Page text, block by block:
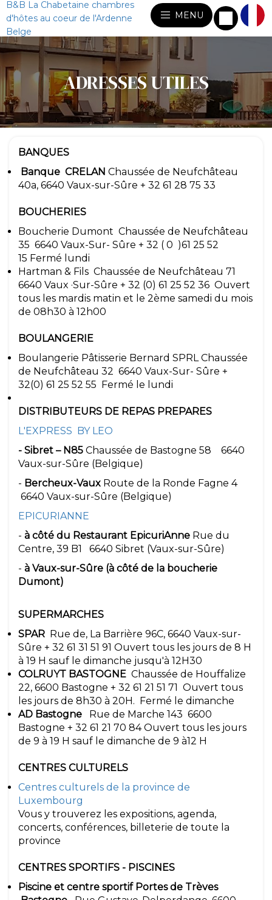
B&B La Chabetaine chambres
d'hôtes au coeur de l'Ardenne
Belge
MENU
ADRESSES UTILES
BANQUES
Banque CRELAN Chaussée de Neufchâteau
40a, 6640 Vaux-sur-Sûre + 32 61 28 75 33
BOUCHERIES
Boucherie Dumont Chaussée de Neufchâteau
35 6640 Vaux-Sur- Sûre + 32 ( 0 )61 25 52
15 Fermé lundi
Hartman & Fils Chaussée de Neufchâteau 71
6640 Vaux ·Sur-Sûre + 32 (0) 61 25 52 36 Ouvert
tous les mardis matin et le 2ème samedi du mois
de 08h30 à 12h00
BOULANGERIE
Boulangerie Pâtisserie Bernard SPRL Chaussée
de Neufchâteau 32 6640 Vaux-Sur- Sûre +
32(0) 61 25 52 55 Fermé le lundi
DISTRIBUTEURS DE REPAS PREPARES
L'EXPRESS BY LEO
- Sibret – N85 Chaussée de Bastogne 58 6640
Vaux-sur-Sûre (Belgique)
- Bercheux-Vaux Route de la Ronde Fagne 4
6640 Vaux-sur-Sûre (Belgique)
EPICURIANNE
- à côté du Restaurant EpicuriAnne Rue du
Centre, 39 B1 6640 Sibret (Vaux-sur-Sûre)
- à Vaux-sur-Sûre (à côté de la boucherie
Dumont)
SUPERMARCHES
SPAR Rue de, La Barrière 96C, 6640 Vaux-sur-
Sûre + 32 61 31 51 91 Ouvert tous les jours de 8 H
à 19 H sauf le dimanche jusqu'à 12H30
COLRUYT BASTOGNE Chaussée de Houffalize
22, 6600 Bastogne + 32 61 21 51 71 Ouvert tous
les jours de 8h30 à 20H. Fermé le dimanche
AD Bastogne Rue de Marche 143 6600
Bastogne + 32 61 21 70 84 Ouvert tous les jours
de 9 à 19 H sauf le dimanche de 9 à12 H
CENTRES CULTURELS
Centres culturels de la province de
Luxembourg
Vous y trouverez les expositions, agenda,
concerts, conférences, billeterie de toute la
province
CENTRES SPORTIFS - PISCINES
Piscine et centre sportif Portes de Trèves